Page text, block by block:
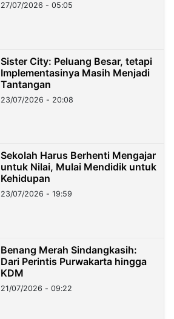
27/07/2026 - 05:05
Sister City: Peluang Besar, tetapi
Implementasinya Masih Menjadi
Tantangan
23/07/2026 - 20:08
Sekolah Harus Berhenti Mengajar
untuk Nilai, Mulai Mendidik untuk
Kehidupan
23/07/2026 - 19:59
Benang Merah Sindangkasih:
Dari Perintis Purwakarta hingga
KDM
21/07/2026 - 09:22